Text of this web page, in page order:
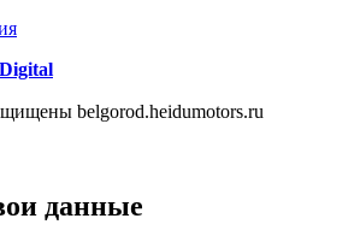
belgorod.heidumotors.ru
данные